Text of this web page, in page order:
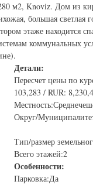
м2, Knoviz. Дом из
большая светлая
этаже находится
коммунальных
Детали:
Пересчет цены по
103,283 / RUR:
Округ/
Тип/размер
Всего этажей:2
Особенности:
Парковка:Да